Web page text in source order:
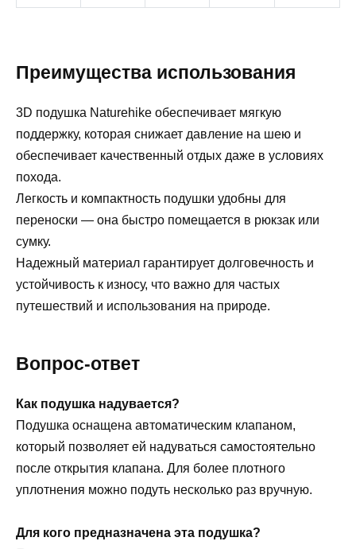
Преимущества использования
3D подушка Naturehike обеспечивает мягкую
поддержку, которая снижает давление на шею и
обеспечивает качественный отдых даже в условиях
похода.
Легкость и компактность подушки удобны для
переноски — она быстро помещается в рюкзак или
сумку.
Надежный материал гарантирует долговечность и
устойчивость к износу, что важно для частых
путешествий и использования на природе.
Вопрос-ответ
Как подушка надувается?
Подушка оснащена автоматическим клапаном,
который позволяет ей надуваться самостоятельно
после открытия клапана. Для более плотного
уплотнения можно подуть несколько раз вручную.
Для кого предназначена эта подушка?